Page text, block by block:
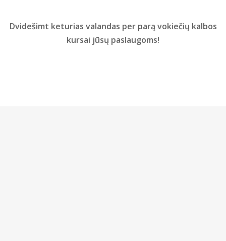
Dvidešimt keturias valandas per parą vokiečių kalbos
kursai jūsų paslaugoms!